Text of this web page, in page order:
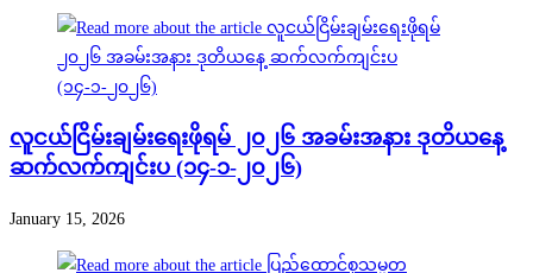
လူငယ်ငြိမ်းချမ်းရေးဖိုရမ် ၂၀၂၆ အခမ်းအနား ဒုတိယနေ့
ဆက်လက်ကျင်းပ (၁၄-၁-၂၀၂၆)
January 15, 2026